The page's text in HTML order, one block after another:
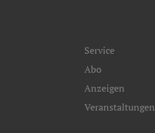
Service
Abo
Anzeigen
Veranstaltungen